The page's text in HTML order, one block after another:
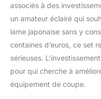
associés à des
un amateur éclairé qui
lame japonaise sans y
centaines d’euros, ce set
sérieuses.
pour qui cherche à
équipement de coupe.